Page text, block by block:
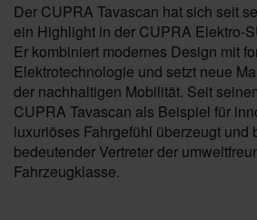
Der CUPRA Tavascan hat sich seit
ein Highlight in der CUPRA Elektro-
Er kombiniert modernes Design mit
Elektrotechnologie und setzt neue
der nachhaltigen Mobilität. Seit
CUPRA Tavascan als Beispiel für
luxuriöses Fahrgefühl überzeugt und
bedeutender Vertreter der
Fahrzeugklasse.